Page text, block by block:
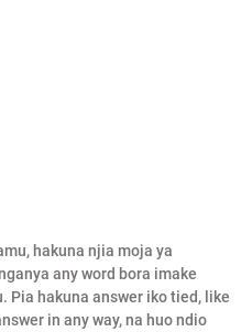
hakuna njia moja ya
any word bora imake
Pia hakuna answer iko tied, like
in any way, na huo ndio